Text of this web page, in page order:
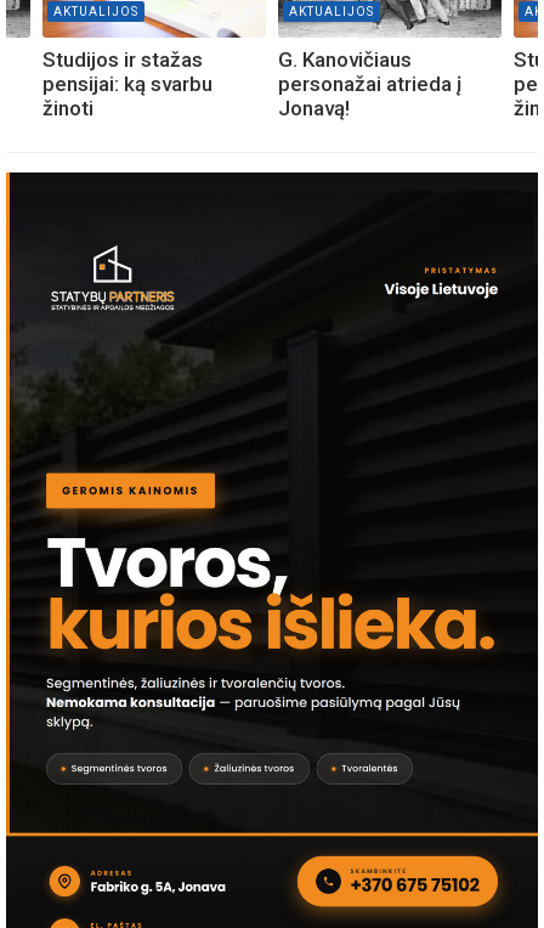
AKTUALIJOS
Studijos ir stažas
pensijai: ką svarbu
žinoti
AKTUALIJOS
G. Kanovičiaus
personažai atrieda į
Jonavą!